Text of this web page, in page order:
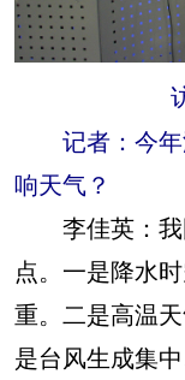
访
记者：今
响天气？
李佳英：
点。一是降水
重。二是高温
是台风生成集